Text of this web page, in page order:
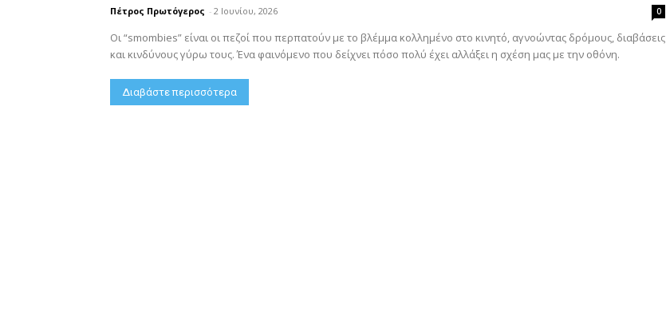
Πέτρος Πρωτόγερος - 2 Ιουνίου, 2026 0
Οι “smombies” είναι οι πεζοί που περπατούν με το βλέμμα κολλημένο στο κινητό, αγνοώντας δρόμους, διαβάσεις
και κινδύνους γύρω τους. Ένα φαινόμενο που δείχνει πόσο πολύ έχει αλλάξει η σχέση μας με την οθόνη.
Διαβάστε περισσότερα